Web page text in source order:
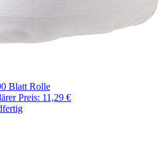
Blatt Rolle
Preis: 11,29 €